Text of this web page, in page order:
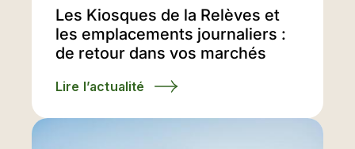
Les Kiosques de la Relèves et
les emplacements journaliers :
de retour dans vos marchés
Lire l’actualité